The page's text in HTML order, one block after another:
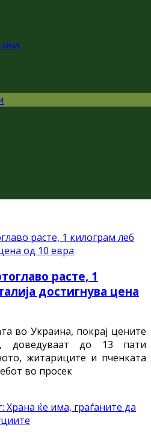
расте, 1
достигнува цена
во Украина, покрај цените
доведуваат до 13 пати
житариците и пченката
во просек